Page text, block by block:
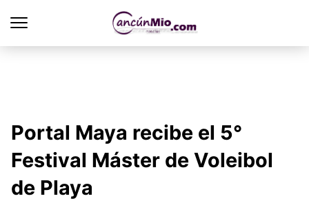
Portal Maya recibe el 5°
Festival Máster de Voleibol
de Playa